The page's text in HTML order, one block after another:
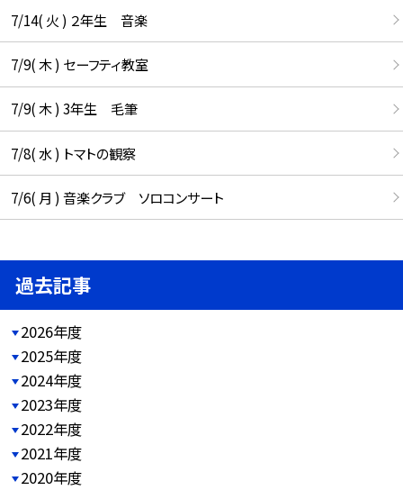
7/14( 火 ) ２年生 音楽
7/9( 木 ) セーフティ教室
7/9( 木 ) 3年生 毛筆
7/8( 水 ) トマトの観察
7/6( 月 ) 音楽クラブ ソロコンサート
過去記事
2026年度
2025年度
2024年度
2023年度
2022年度
2021年度
2020年度